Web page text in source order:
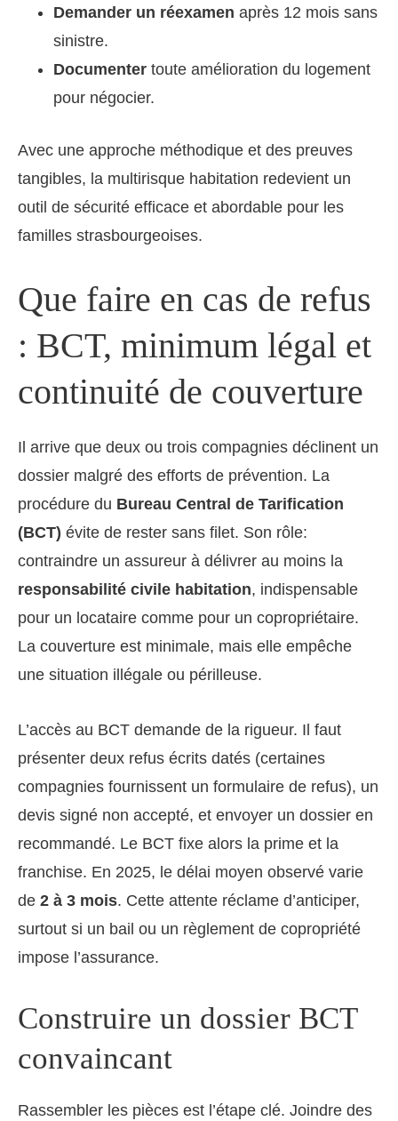
Demander un réexamen après 12 mois sans
sinistre.
Documenter toute amélioration du logement
pour négocier.
Avec une approche méthodique et des preuves
tangibles, la multirisque habitation redevient un
outil de sécurité efficace et abordable pour les
familles strasbourgeoises.
Que faire en cas de refus
: BCT, minimum légal et
continuité de couverture
Il arrive que deux ou trois compagnies déclinent un
dossier malgré des efforts de prévention. La
procédure du Bureau Central de Tarification
(BCT) évite de rester sans filet. Son rôle:
contraindre un assureur à délivrer au moins la
responsabilité civile habitation, indispensable
pour un locataire comme pour un copropriétaire.
La couverture est minimale, mais elle empêche
une situation illégale ou périlleuse.
L’accès au BCT demande de la rigueur. Il faut
présenter deux refus écrits datés (certaines
compagnies fournissent un formulaire de refus), un
devis signé non accepté, et envoyer un dossier en
recommandé. Le BCT fixe alors la prime et la
franchise. En 2025, le délai moyen observé varie
de 2 à 3 mois. Cette attente réclame d’anticiper,
surtout si un bail ou un règlement de copropriété
impose l’assurance.
Construire un dossier BCT
convaincant
Rassembler les pièces est l’étape clé. Joindre des